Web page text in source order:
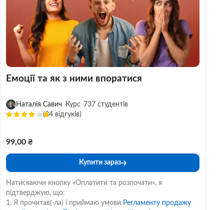
Емоції та як з ними впоратися
Наталія Савич Курс 737 студентів
(34 відгуків)
99,00 ₴
Купити зараз
Натискаючи кнопку «Оплатити та розпочати», я
підтверджую, що:
1. Я прочитав(-ла) і приймаю умови Регламенту продажу